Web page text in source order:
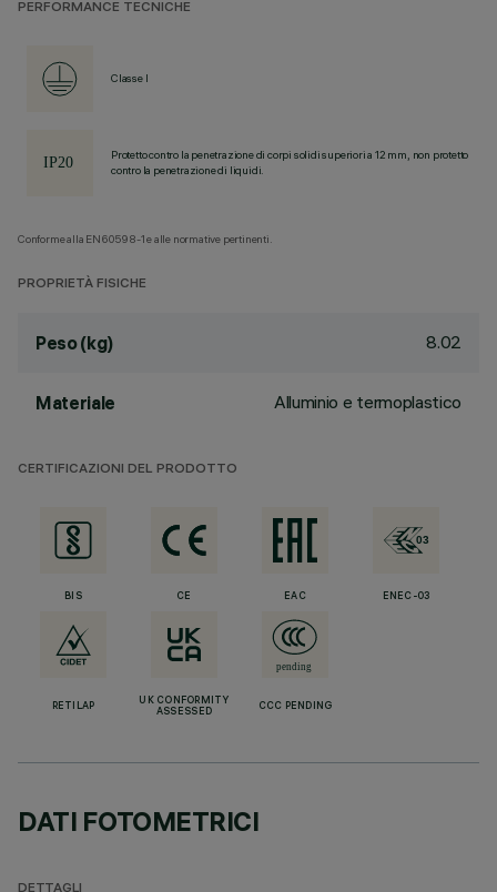
PERFORMANCE TECNICHE
Classe I
Protetto contro la penetrazione di corpi solidi superiori a 12 mm, non protetto
contro la penetrazione di liquidi.
Conforme alla EN60598-1 e alle normative pertinenti.
PROPRIETÀ FISICHE
Peso (kg) 8.02
Materiale Alluminio e termoplastico
CERTIFICAZIONI DEL PRODOTTO
BIS CE EAC ENEC-03
RETILAP
UK CONFORMITY
ASSESSED
CCC PENDING
DATI FOTOMETRICI